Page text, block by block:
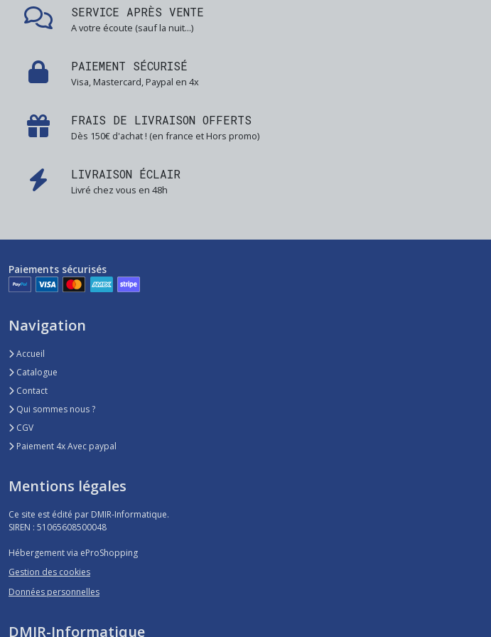
SERVICE APRÈS VENTE
A votre écoute (sauf la nuit...)
PAIEMENT SÉCURISÉ
Visa, Mastercard, Paypal en 4x
FRAIS DE LIVRAISON OFFERTS
Dès 150€ d'achat ! (en france et Hors promo)
LIVRAISON ÉCLAIR
Livré chez vous en 48h
Bluetooth
(2)
Connectique
Audio
(11)
Connectique
résultats
Paiements sécurisés
Navigation
Accueil
Catalogue
Contact
Qui sommes nous ?
CGV
Paiement 4x Avec paypal
Mentions légales
Ce site est édité par DMIR-Informatique.
SIREN : 51065608500048
Hébergement via eProShopping
Gestion des cookies
Données personnelles
DMIR-Informatique